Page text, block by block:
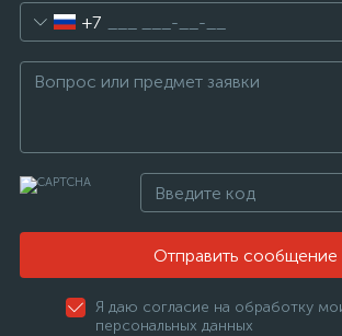
+7
Отправить сообщение
Я даю согласие на обработку
персональных данных